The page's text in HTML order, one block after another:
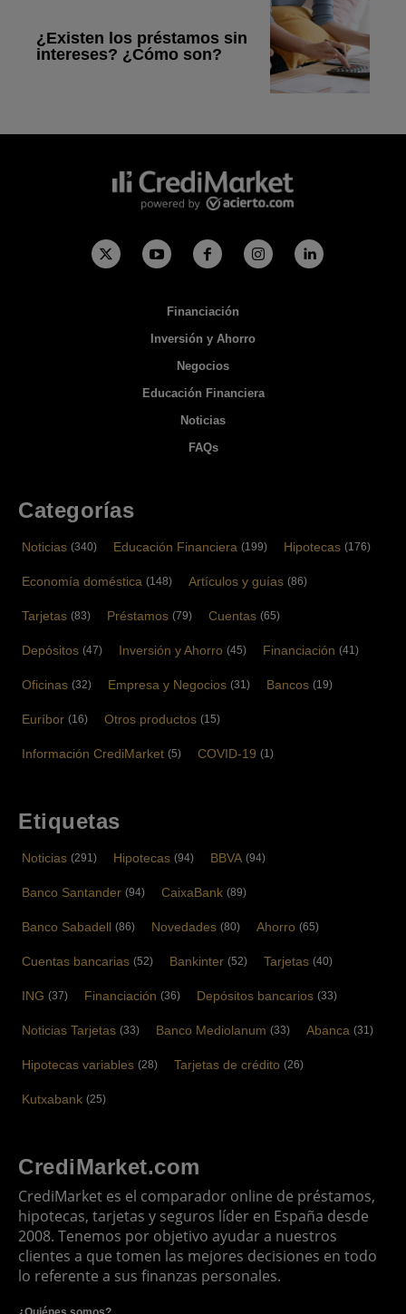
¿Existen los préstamos sin
intereses? ¿Cómo son?
Financiación
Inversión y Ahorro
Negocios
Educación Financiera
Noticias
FAQs
Categorías
Noticias (340) Educación Financiera (199) Hipotecas (176)
Economía doméstica (148) Artículos y guías (86)
Tarjetas (83) Préstamos (79) Cuentas (65)
Depósitos (47) Inversión y Ahorro (45) Financiación (41)
Oficinas (32) Empresa y Negocios (31) Bancos (19)
Euríbor (16) Otros productos (15)
Información CrediMarket (5) COVID-19 (1)
Etiquetas
Noticias (291) Hipotecas (94) BBVA (94)
Banco Santander (94) CaixaBank (89)
Banco Sabadell (86) Novedades (80) Ahorro (65)
Cuentas bancarias (52) Bankinter (52) Tarjetas (40)
ING (37) Financiación (36) Depósitos bancarios (33)
Noticias Tarjetas (33) Banco Mediolanum (33) Abanca (31)
Hipotecas variables (28) Tarjetas de crédito (26)
Kutxabank (25)
CrediMarket.com
CrediMarket es el comparador online de préstamos,
hipotecas, tarjetas y seguros líder en España desde
2008. Tenemos por objetivo ayudar a nuestros
clientes a que tomen las mejores decisiones en todo
lo referente a sus finanzas personales.